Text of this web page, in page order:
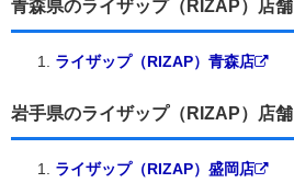
青森県のライザップ（RIZAP）店舗
ライザップ（RIZAP）青森店
岩手県のライザップ（RIZAP）店舗
ライザップ（RIZAP）盛岡店